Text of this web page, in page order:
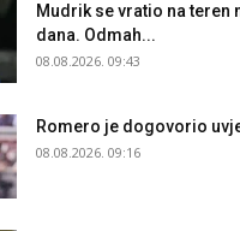
Mudrik se vratio na teren
dana. Odmah...
08.08.2026. 09:43
Romero je dogovorio
08.08.2026. 09:16